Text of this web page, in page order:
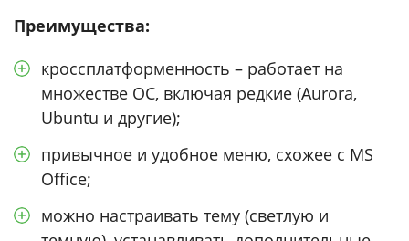
Преимущества:
кроссплатформенность – работает на
множестве ОС, включая редкие (Aurora,
Ubuntu и другие);
привычное и удобное меню, схожее с MS
Office;
можно настраивать тему (светлую и